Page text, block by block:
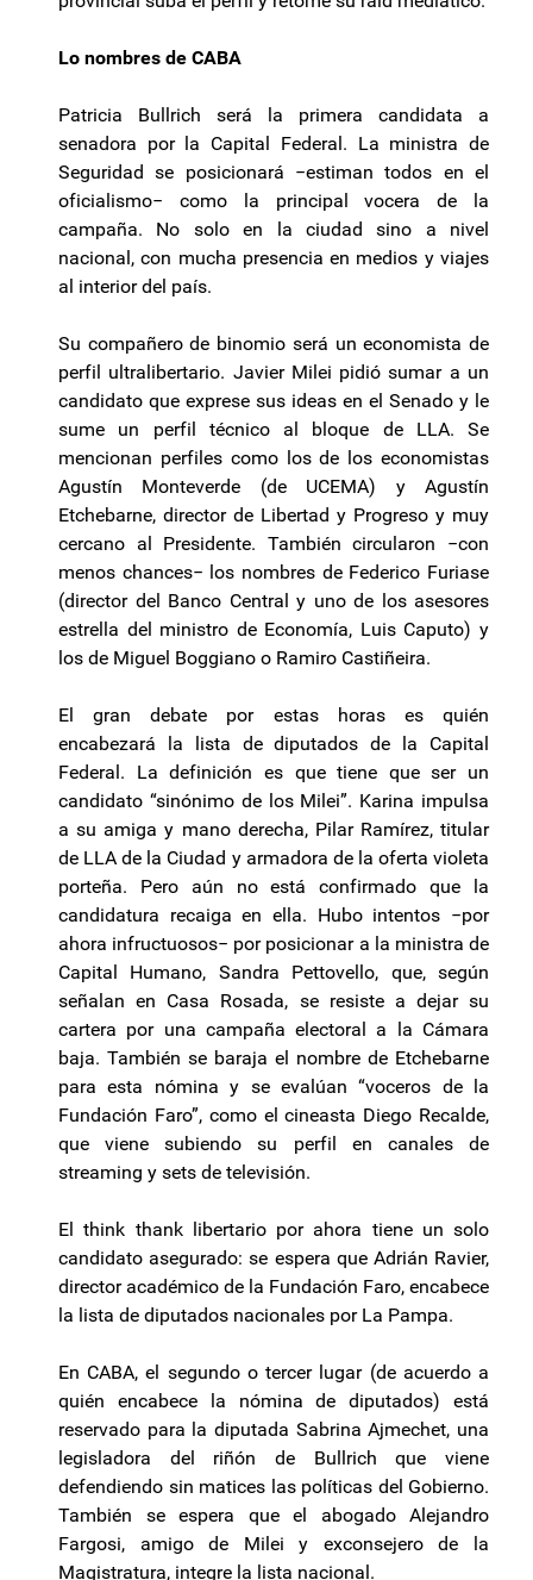
Lo nombres de CABA
Patricia Bullrich será la primera candidata a
senadora por la Capital Federal. La ministra de
Seguridad se posicionará −estiman todos en el
oficialismo− como la principal vocera de la
campaña. No solo en la ciudad sino a nivel
nacional, con mucha presencia en medios y viajes
al interior del país.
Su compañero de binomio será un economista de
perfil ultralibertario. Javier Milei pidió sumar a un
candidato que exprese sus ideas en el Senado y le
sume un perfil técnico al bloque de LLA. Se
mencionan perfiles como los de los economistas
Agustín Monteverde (de UCEMA) y Agustín
Etchebarne, director de Libertad y Progreso y muy
cercano al Presidente. También circularon −con
menos chances− los nombres de Federico Furiase
(director del Banco Central y uno de los asesores
estrella del ministro de Economía, Luis Caputo) y
los de Miguel Boggiano o Ramiro Castiñeira.
El gran debate por estas horas es quién
encabezará la lista de diputados de la Capital
Federal. La definición es que tiene que ser un
candidato “sinónimo de los Milei”. Karina impulsa
a su amiga y mano derecha, Pilar Ramírez, titular
de LLA de la Ciudad y armadora de la oferta violeta
porteña. Pero aún no está confirmado que la
candidatura recaiga en ella. Hubo intentos −por
ahora infructuosos− por posicionar a la ministra de
Capital Humano, Sandra Pettovello, que, según
señalan en Casa Rosada, se resiste a dejar su
cartera por una campaña electoral a la Cámara
baja. También se baraja el nombre de Etchebarne
para esta nómina y se evalúan “voceros de la
Fundación Faro”, como el cineasta Diego Recalde,
que viene subiendo su perfil en canales de
streaming y sets de televisión.
El think thank libertario por ahora tiene un solo
candidato asegurado: se espera que Adrián Ravier,
director académico de la Fundación Faro, encabece
la lista de diputados nacionales por La Pampa.
En CABA, el segundo o tercer lugar (de acuerdo a
quién encabece la nómina de diputados) está
reservado para la diputada Sabrina Ajmechet, una
legisladora del riñón de Bullrich que viene
defendiendo sin matices las políticas del Gobierno.
También se espera que el abogado Alejandro
Fargosi, amigo de Milei y exconsejero de la
Magistratura, integre la lista nacional.